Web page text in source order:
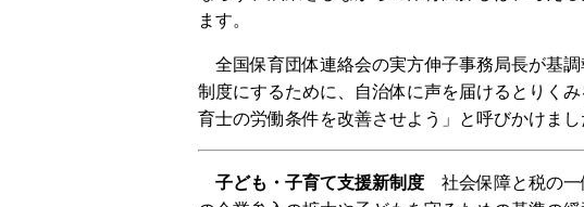
ます。
全国保育団体連絡会の実方伸子事務局長が基
制度にするために、自治体に声を届けるとりく
育士の労働条件を改善させよう」と呼びかけまし
子ども・子育て支援新制度 社会保障と税の一